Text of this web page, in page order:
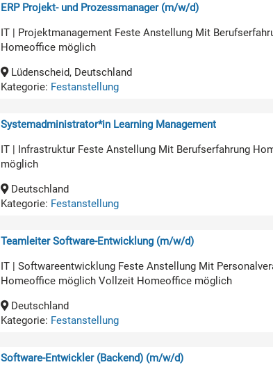
ERP Projekt- und Prozessmanager (m/w/d)
IT | Projektmanagement Feste Anstellung Mit
Homeoffice möglich
Lüdenscheid, Deutschland
Kategorie: Festanstellung
Systemadministrator*in Learning Management
IT | Infrastruktur Feste Anstellung Mit Berufserfahrung
möglich
Deutschland
Kategorie: Festanstellung
Teamleiter Software-Entwicklung (m/w/d)
IT | Softwareentwicklung Feste Anstellung Mit
Homeoffice möglich Vollzeit Homeoffice möglich
Deutschland
Kategorie: Festanstellung
Software-Entwickler (Backend) (m/w/d)